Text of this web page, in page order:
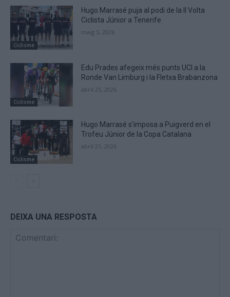
Ciclisme
Hugo Marrasé puja al podi de la II Volta
Ciclista Júnior a Tenerife
maig 5, 2026
Ciclisme
Edu Prades afegeix més punts UCI a la
Ronde Van Limburg i la Fletxa Brabanzona
abril 25, 2026
Ciclisme
Hugo Marrasé s’imposa a Puigverd en el
Trofeu Júnior de la Copa Catalana
abril 21, 2026
DEIXA UNA RESPOSTA